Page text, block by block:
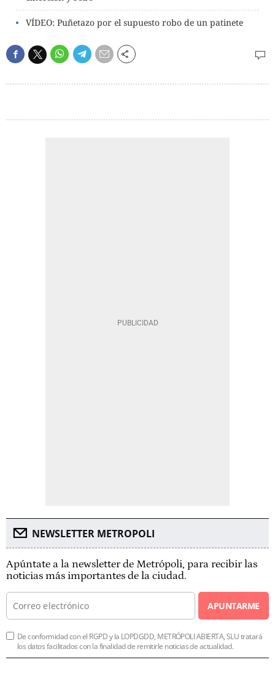
VÍDEO: Puñetazo por el supuesto robo de un patinete
NEWSLETTER METROPOLI
Apúntate a la newsletter de Metrópoli, para recibir las
noticias más importantes de la ciudad.
APUNTARME
De conformidad con el RGPD y la LOPDGDD, METRÓPOLI ABIERTA, SLU tratará
los datos facilitados con la finalidad de remitirle noticias de actualidad.